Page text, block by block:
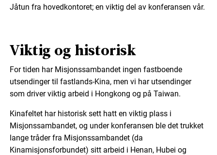
Jåtun fra hovedkontoret; en viktig del av konferansen vår.
Viktig og historisk
For tiden har Misjonssambandet ingen fastboende
utsendinger til fastlands-Kina, men vi har utsendinger
som driver viktig arbeid i Hongkong og på Taiwan.
Kinafeltet har historisk sett hatt en viktig plass i
Misjonssambandet, og under konferansen ble det trukket
lange tråder fra Misjonssambandet (da
Kinamisjonsforbundet) sitt arbeid i Henan, Hubei og